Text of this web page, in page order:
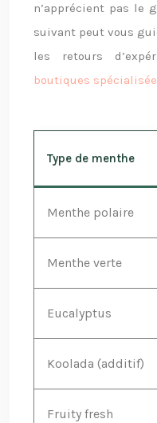
n’apprécient pas le
suivant peut vous
les retours
boutiques
Type de menthe
Menthe polaire
Menthe verte
Eucalyptus
Koolada (additif)
Fruity fresh